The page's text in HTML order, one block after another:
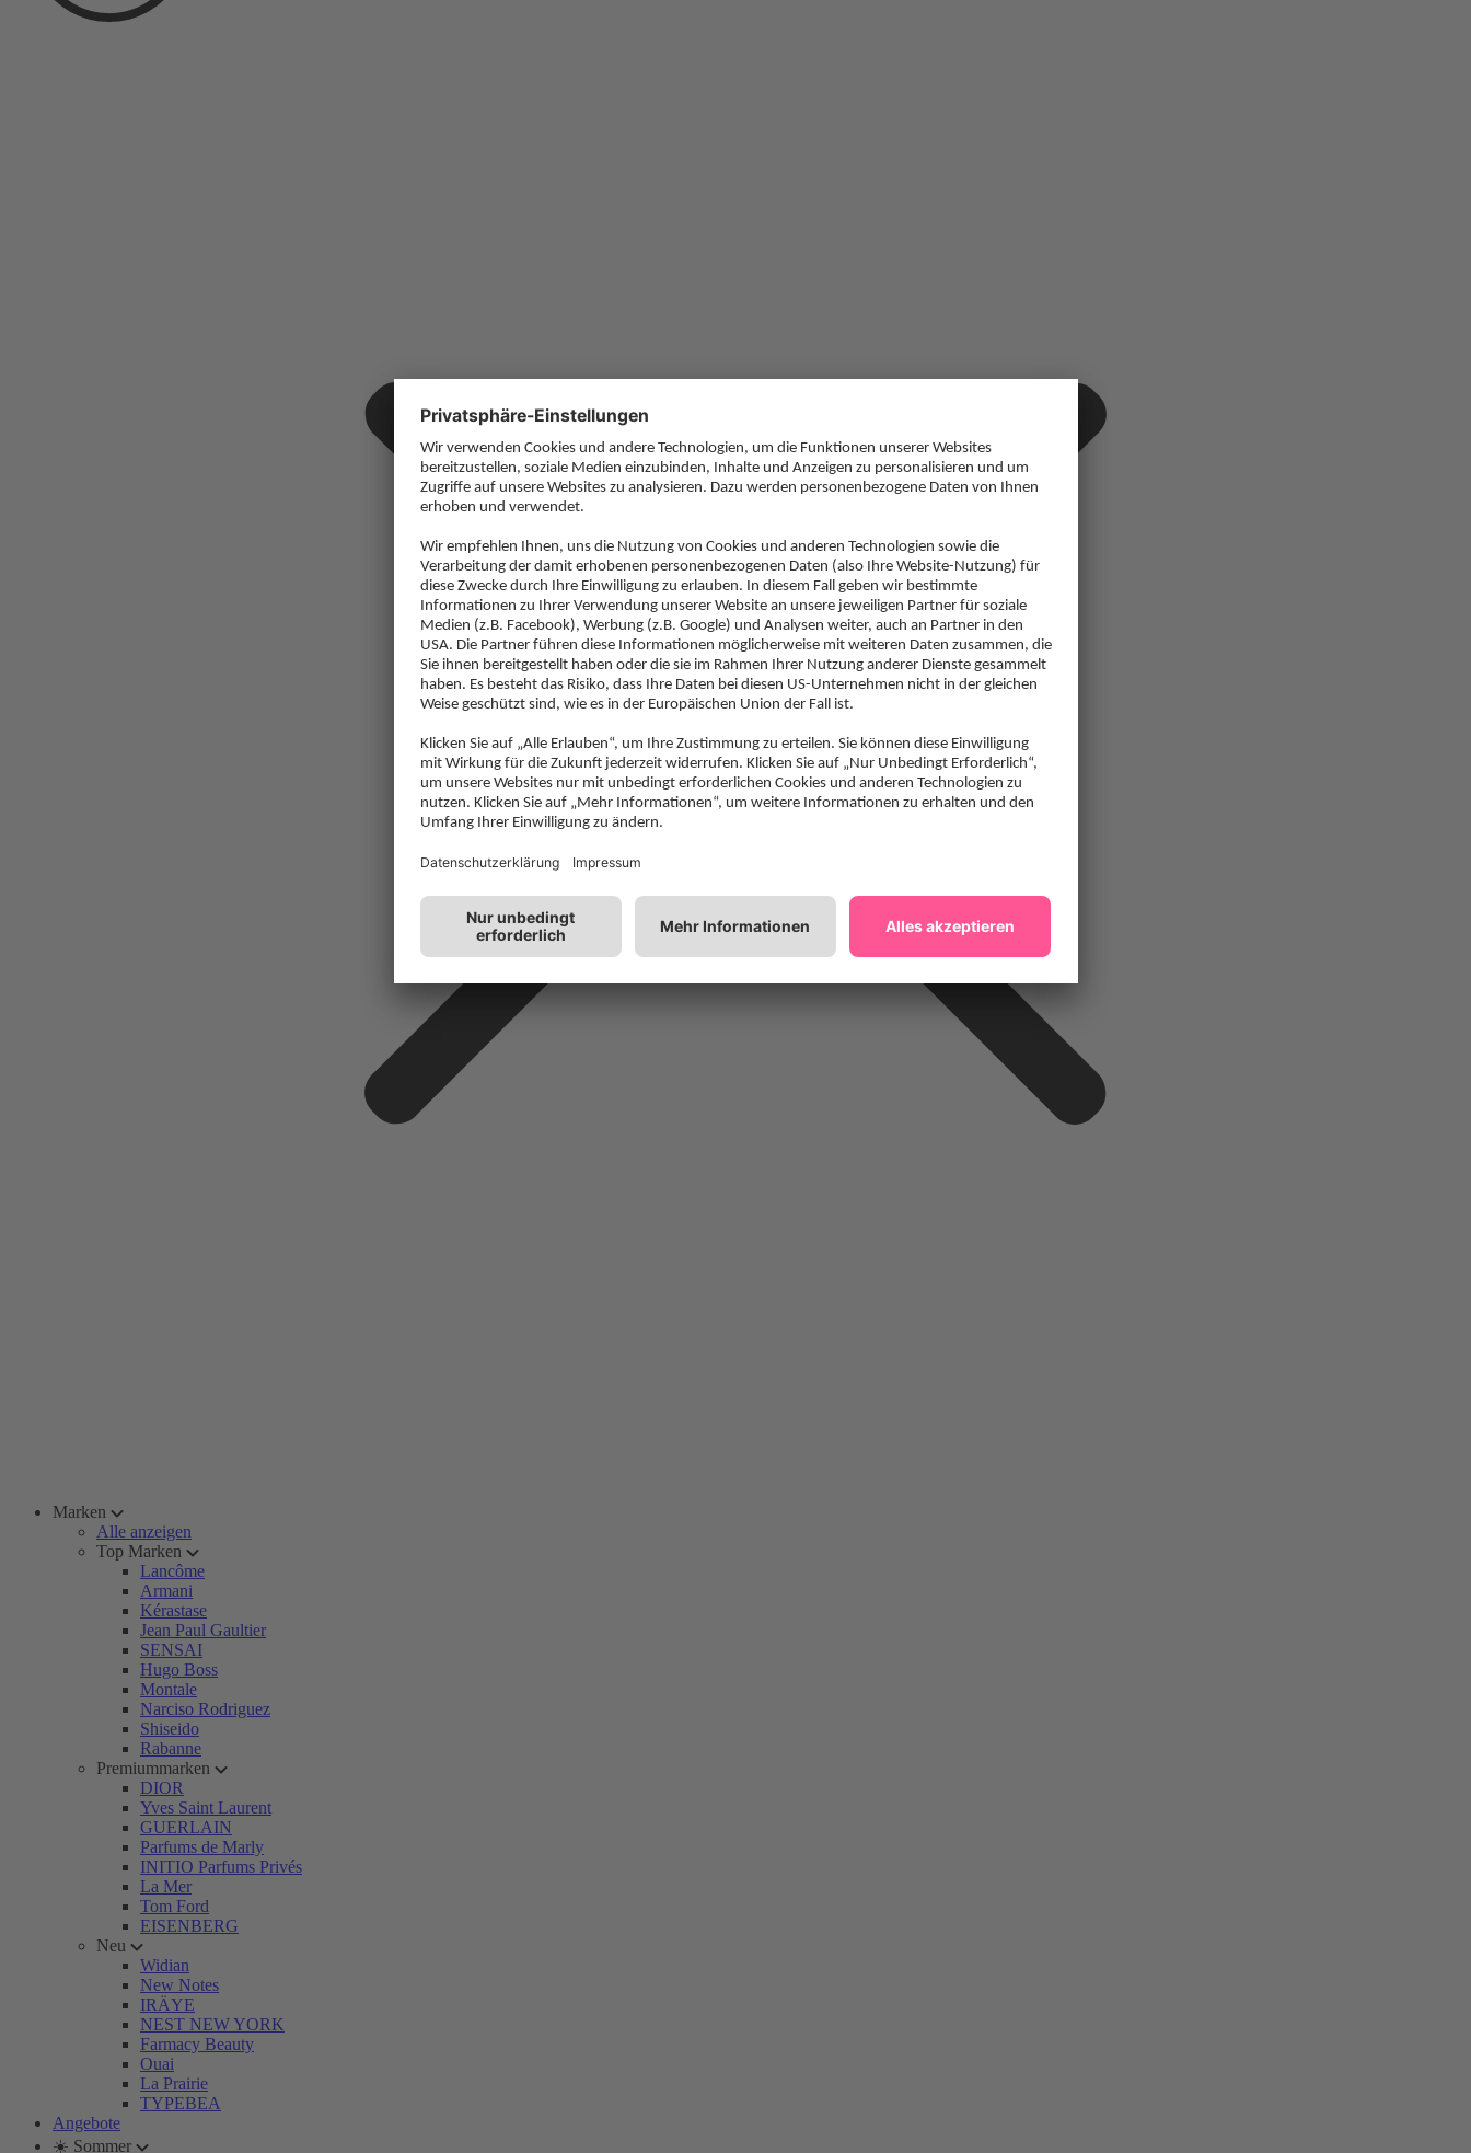
Marken
Alle anzeigen
Top Marken
Lancôme
Armani
Kérastase
Jean Paul Gaultier
SENSAI
Hugo Boss
Montale
Narciso Rodriguez
Shiseido
Rabanne
Premiummarken
DIOR
Yves Saint Laurent
GUERLAIN
Parfums de Marly
INITIO Parfums Privés
La Mer
Tom Ford
EISENBERG
Neu
Widian
New Notes
IRÄYE
NEST NEW YORK
Farmacy Beauty
Ouai
La Prairie
TYPEBEA
Angebote
☀️ Sommer